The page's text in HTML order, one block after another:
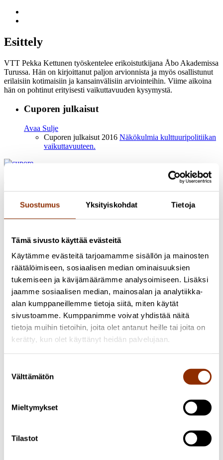
Suostumus Yksityiskohdat Tietoja
Tämä sivusto käyttää evästeitä
Käytämme evästeitä tarjoamamme sisällön ja mainosten
räätälöimiseen, sosiaalisen median ominaisuuksien
tukemiseen ja kävijämäärämme analysoimiseen. Lisäksi
jaamme sosiaalisen median, mainosalan ja analytiikka-
alan kumppaneillemme tietoja siitä, miten käytät
sivustoamme. Kumppanimme voivat yhdistää näitä
tietoja muihin tietoihin, joita olet antanut heille tai joita on
kerätty, kun olet käyttänyt heidän palvelujaan.
valinta
Välttämätön
Mieltymykset
Tilastot
Esittely
VTT Pekka Kettunen työskentelee erikoistutkijana Åbo Akademissa
Turussa. Hän on kirjoittanut paljon arvionnista ja myös osallistunut
erilaisiin kotimaisiin ja kansainvälisiin arviointeihin. Viime aikoina
hän on pohtinut erityisesti vaikuttavuuden kysymystä.
Cuporen julkaisut
Avaa Sulje
Cuporen julkaisut 2016 Näkökulmia kulttuuripolitiikan
vaikuttavuuteen.
Puhelin:+358 10 200 9200
Seuraa meitä